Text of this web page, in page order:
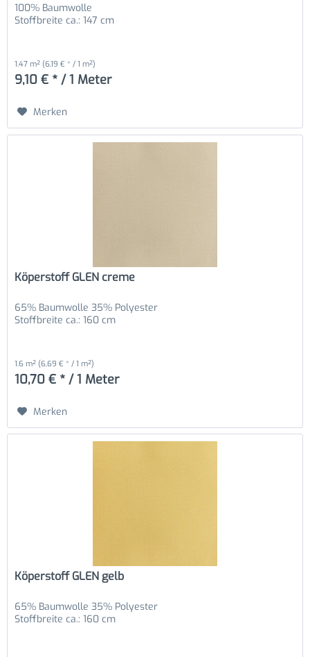
100% Baumwolle
Stoffbreite ca.: 147 cm
1.47 m² (6,19 € * / 1 m²)
9,10 € * / 1 Meter
Merken
Köperstoff GLEN creme
65% Baumwolle 35% Polyester
Stoffbreite ca.: 160 cm
1.6 m² (6,69 € * / 1 m²)
10,70 € * / 1 Meter
Merken
Köperstoff GLEN gelb
65% Baumwolle 35% Polyester
Stoffbreite ca.: 160 cm